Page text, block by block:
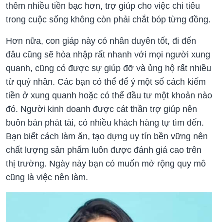
thêm nhiều tiền bạc hơn, trợ giúp cho việc chi tiêu
trong cuộc sống không còn phải chắt bóp từng đồng.
Hơn nữa, con giáp này có nhân duyên tốt, đi đến
đâu cũng sẽ hòa nhập rất nhanh với mọi người xung
quanh, cũng có được sự giúp đỡ và ủng hộ rất nhiều
từ quý nhân. Các bạn có thể để ý một số cách kiếm
tiền ở xung quanh hoặc có thể đầu tư một khoản nào
đó. Người kinh doanh được cát thần trợ giúp nên
buôn bán phát tài, có nhiều khách hàng tự tìm đến.
Bạn biết cách làm ăn, tạo dựng uy tín bền vững nên
chất lượng sản phẩm luôn được đánh giá cao trên
thị trường. Ngày này bạn có muốn mở rộng quy mô
cũng là việc nên làm.